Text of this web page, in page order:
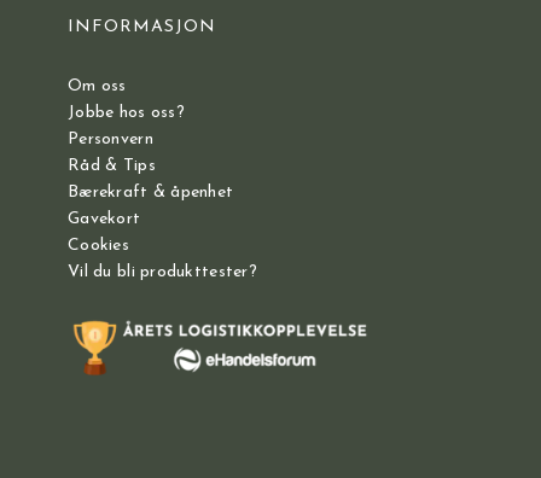
INFORMASJON
Om oss
Jobbe hos oss?
Personvern
Råd & Tips
Bærekraft & åpenhet
Gavekort
Cookies
Vil du bli produkttester?